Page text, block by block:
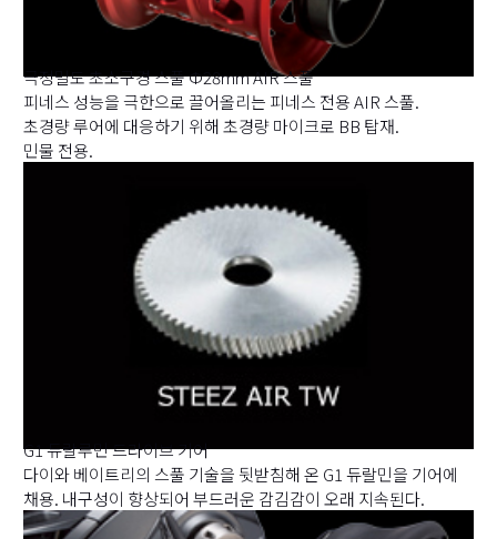
극정밀도 초소구경 스풀 Φ28mm AIR 스풀
피네스 성능을 극한으로 끌어올리는 피네스 전용 AIR 스풀.
초경량 루어에 대응하기 위해 초경량 마이크로 BB 탑재.
민물 전용.
G1 듀랄루민 드라이브 기어
다이와 베이트리의 스풀 기술을 뒷받침해 온 G1 듀랄민을 기어에
채용. 내구성이 향상되어 부드러운 감김감이 오래 지속된다.